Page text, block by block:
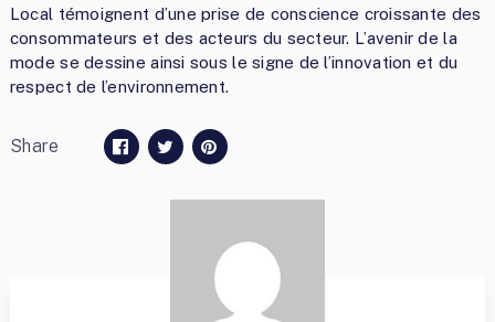
Local témoignent d’une prise de conscience croissante des
consommateurs et des acteurs du secteur. L’avenir de la
mode se dessine ainsi sous le signe de l’innovation et du
respect de l’environnement.
Share